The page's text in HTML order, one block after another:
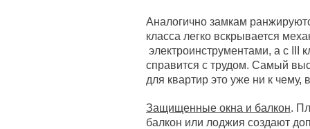
Аналогично замкам
класса легко вскрывается
электроинструментами, а с
справится с трудом. Самый
для квартир это уже ни к чему,
Защищенные окна и балкон.
балкон или лоджия создают